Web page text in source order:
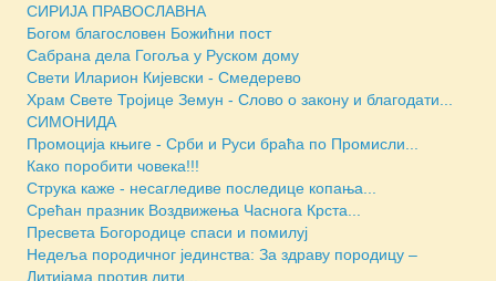
СИРИЈА ПРАВОСЛАВНА
Богом благословен Божићни пост
Сабрана дела Гогоља у Руском дому
Свети Иларион Кијевски - Смедерево
Храм Свете Тројице Земун - Слово о закону и благодати...
СИМОНИДА
Промоција књиге - Срби и Руси браћа по Промисли...
Како поробити човека!!!
Струка каже - несагледиве последице копања...
Срећан празник Воздвижења Часнога Крста...
Пресвета Богородице спаси и помилуј
Недеља породичног јединства: За здраву породицу –
Литијама против лити...